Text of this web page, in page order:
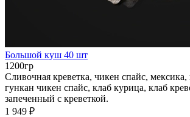
Большой куш 40 шт
1200гр
Сливочная креветка, чикен спайс, мексика,
гункан чикен спайс, клаб курица, клаб
запеченный с креветкой.
1 949 ₽